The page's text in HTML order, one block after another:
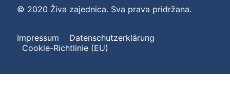
© 2020 Živa zajednica. Sva prava pridržana.
Impressum
Datenschutzerklärung
Cookie-Richtlinie (EU)